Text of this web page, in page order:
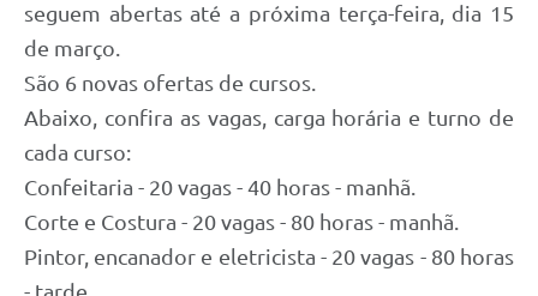
seguem abertas até a próxima terça-feira, dia 15
de março.
São 6 novas ofertas de cursos.
Abaixo, confira as vagas, carga horária e turno de
cada curso:
Confeitaria - 20 vagas - 40 horas - manhã.
Corte e Costura - 20 vagas - 80 horas - manhã.
Pintor, encanador e eletricista - 20 vagas - 80 horas